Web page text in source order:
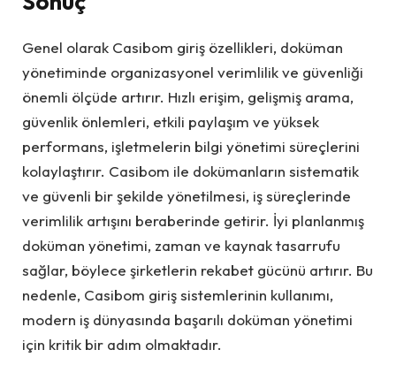
Genel olarak Casibom giriş özellikleri, doküman
yönetiminde organizasyonel verimlilik ve güvenliği
önemli ölçüde artırır. Hızlı erişim, gelişmiş arama,
güvenlik önlemleri, etkili paylaşım ve yüksek
performans, işletmelerin bilgi yönetimi süreçlerini
kolaylaştırır. Casibom ile dokümanların sistematik
ve güvenli bir şekilde yönetilmesi, iş süreçlerinde
verimlilik artışını beraberinde getirir. İyi planlanmış
doküman yönetimi, zaman ve kaynak tasarrufu
sağlar, böylece şirketlerin rekabet gücünü artırır. Bu
nedenle, Casibom giriş sistemlerinin kullanımı,
modern iş dünyasında başarılı doküman yönetimi
için kritik bir adım olmaktadır.